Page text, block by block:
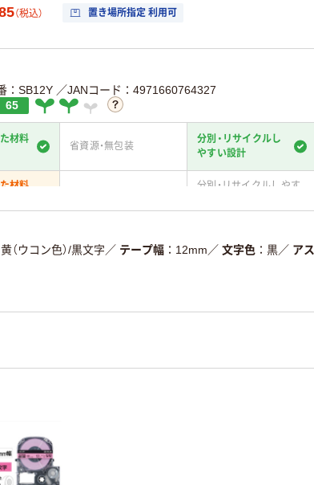
（税込） 置き場所指定 利用可
：SB12Y ／JANコード：4971660764327
65
材料
省資源・無包装
分別・リサイクルし
やすい設計
材料
分別・リサイクルしやす
ている
削減
す。詳しくはページ下部の商品詳細「
黄（ウコン色）/黒文字 ／ テープ幅 12mm ／ 文字色 黒／ アス